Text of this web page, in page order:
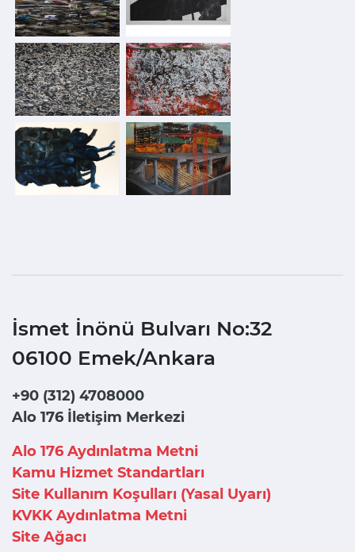
İsmet İnönü Bulvarı No:32
06100 Emek/Ankara
+90 (312) 4708000
Alo 176 İletişim Merkezi
Alo 176 Aydınlatma Metni
Kamu Hizmet Standartları
Site Kullanım Koşulları (Yasal Uyarı)
KVKK Aydınlatma Metni
Site Ağacı